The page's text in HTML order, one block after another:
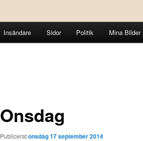
Insändare Sidor Politik Mina Bilder
Onsdag
Publiceratonsdag 17 september 2014